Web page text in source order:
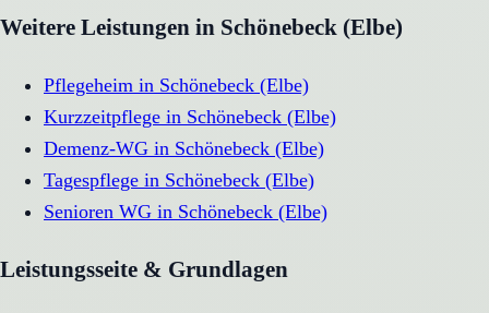
Weitere Leistungen in Schönebeck (Elbe)
Pflegeheim in Schönebeck (Elbe)
Kurzzeitpflege in Schönebeck (Elbe)
Demenz-WG in Schönebeck (Elbe)
Tagespflege in Schönebeck (Elbe)
Senioren WG in Schönebeck (Elbe)
Leistungsseite & Grundlagen